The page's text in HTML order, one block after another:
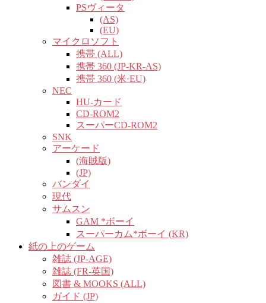
PSヴィータ
(AS)
(EU)
マイクロソフト
携帯 (ALL)
携帯 360 (JP-KR-AS)
携帯 360 (米·EU)
NEC
HU-カード
CD-ROM2
スーパーCD-ROM2
SNK
アーケード
(海賊版)
(JP)
バンダイ
現代
サムスン
GAM *ボーイ
スーパーカム*ボーイ (KR)
紙の上のゲーム
雑誌 (JP-AGE)
雑誌 (FR-英国)
図書 & MOOKS (ALL)
ガイド (JP)